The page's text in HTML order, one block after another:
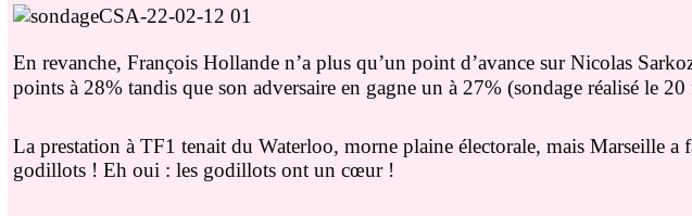
En revanche, François Hollande n’a plus qu’un point d’avance sur Nicolas
points à 28% tandis que son adversaire en gagne un à 27% (sondage réalisé le
La prestation à TF1 tenait du Waterloo, morne plaine électorale, mais Marseille a
godillots ! Eh oui : les godillots ont un cœur !